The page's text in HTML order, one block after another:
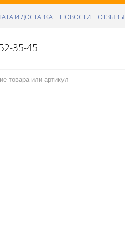
И ДОСТАВКА НОВОСТИ ОТЗЫВЫ
35-45